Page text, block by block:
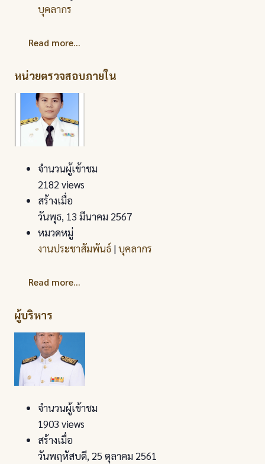
บุคลากร
Read more...
หน่วยตรวจสอบภายใน
จำนวนผู้เข้าชม
2182 views
สร้างเมื่อ
วันพุธ, 13 มีนาคม 2567
หมวดหมู่
งานประชาสัมพันธ์ |บุคลากร
Read more...
ผู้บริหาร
จำนวนผู้เข้าชม
1903 views
สร้างเมื่อ
วันพฤหัสบดี, 25 ตุลาคม 2561